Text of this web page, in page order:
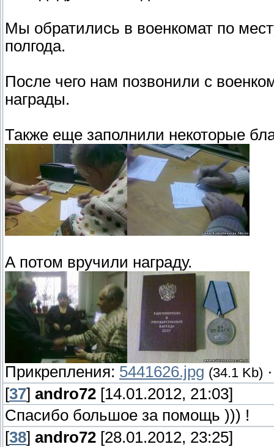
Мы обратились в военкомат по
полгода.
После чего нам позвонили с
награды.
Также еще заполнили некоторые
А потом вручили награду.
Прикрепления: 5441626.jpg (34.1 Kb)
[37] andro72 [14.01.2012, 21:03]
Спасибо большое за помощь ))) !
[38] andro72 [28.01.2012, 23:25]